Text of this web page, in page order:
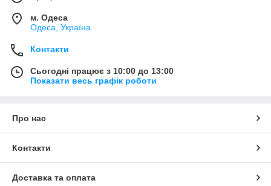
м. Одеса
Одеса, Україна
Контакти
Сьогодні працює з 10:00 до 13:00
Показати весь графік роботи
Про нас
Контакти
Доставка та оплата